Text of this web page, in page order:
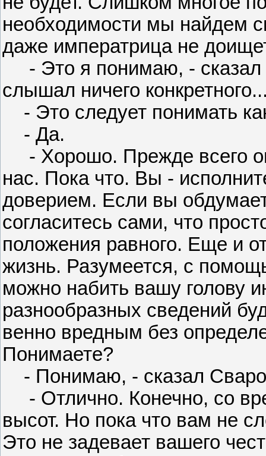
необходимости мы найдем
даже императрица не
- Это я понимаю, - сказал
слышал ничего
- Это следует понимать
- Да.
- Хорошо. Прежде всего
нас. Пока что. Вы -
доверием. Если вы
согласитесь сами, что
положения равного. Еще и
жизнь. Разумеется, с
можно набить вашу голову
разнообразных сведений
венно вредным без
Понимаете?
- Понимаю, - сказал
- Отлично. Конечно, со
высот. Но пока что вам не
Это не задевает вашего